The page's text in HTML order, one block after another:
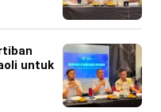
untuk